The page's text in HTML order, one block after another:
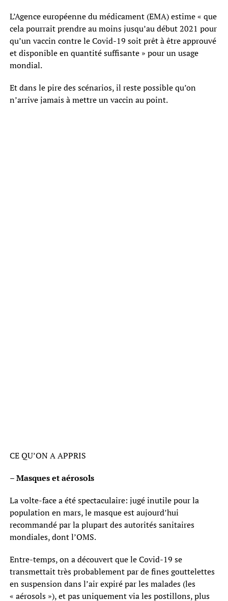
L’Agence européenne du médicament (EMA) estime « que
cela pourrait prendre au moins jusqu’au début 2021 pour
qu’un vaccin contre le Covid-19 soit prêt à être approuvé
et disponible en quantité suffisante » pour un usage
mondial.
Et dans le pire des scénarios, il reste possible qu’on
n’arrive jamais à mettre un vaccin au point.
CE QU’ON A APPRIS
– Masques et aérosols
La volte-face a été spectaculaire: jugé inutile pour la
population en mars, le masque est aujourd’hui
recommandé par la plupart des autorités sanitaires
mondiales, dont l’OMS.
Entre-temps, on a découvert que le Covid-19 se
transmettait très probablement par de fines gouttelettes
en suspension dans l’air expiré par les malades (les
« aérosols »), et pas uniquement via les postillons, plus